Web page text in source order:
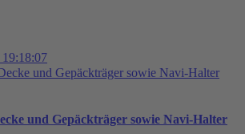
19:18:07
und Gepäckträger sowie Navi-Halter